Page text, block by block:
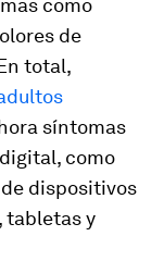
como
de
total,
síntomas
como
dispositivos
tabletas y